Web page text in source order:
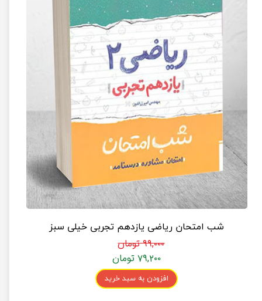
شب امتحان ریاضی یازدهم تجربی خیلی سبز
۹۹,۰۰۰ تومان
۷۹,۲۰۰ تومان
افزودن به سبد خرید